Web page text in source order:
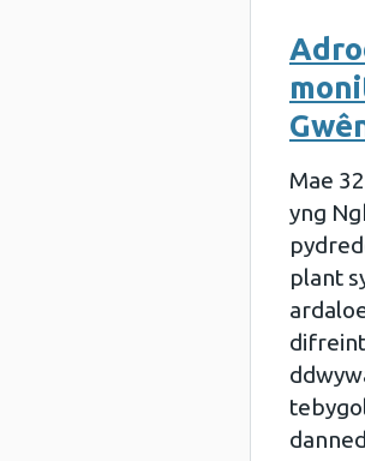
Mae
yng
plant